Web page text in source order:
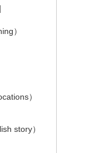
）
）
story）